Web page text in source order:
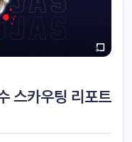
스카우팅 리포트